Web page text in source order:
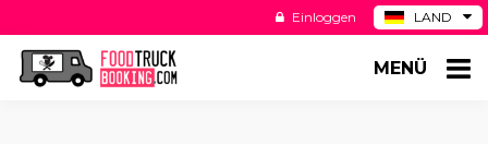
LAND
ES
Einloggen
MENÜ